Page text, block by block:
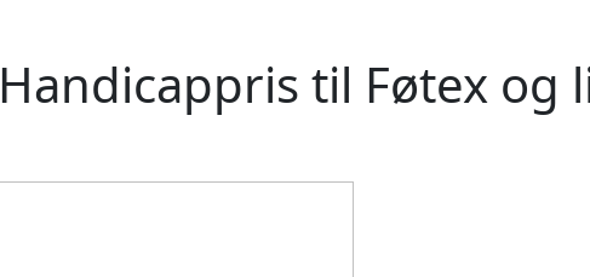
Handicappris til Føtex